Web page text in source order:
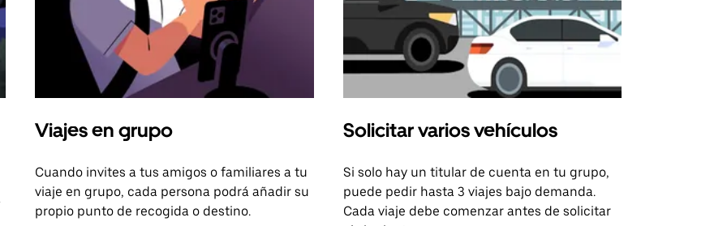
Viajes en grupo
Cuando invites a tus amigos o familiares a tu
viaje en grupo, cada persona podrá añadir su
propio punto de recogida o destino.
Solicitar varios vehículos
Si solo hay un titular de cuenta en tu grupo,
puede pedir hasta 3 viajes bajo demanda.
Cada viaje debe comenzar antes de solicitar